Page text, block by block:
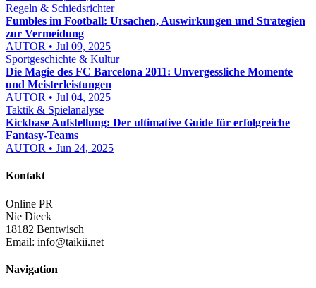
Regeln & Schiedsrichter
Fumbles im Football: Ursachen, Auswirkungen und Strategien
zur Vermeidung
AUTOR • Jul 09, 2025
Sportgeschichte & Kultur
Die Magie des FC Barcelona 2011: Unvergessliche Momente
und Meisterleistungen
AUTOR • Jul 04, 2025
Taktik & Spielanalyse
Kickbase Aufstellung: Der ultimative Guide für erfolgreiche
Fantasy-Teams
AUTOR • Jun 24, 2025
Kontakt
Online PR
Nie Dieck
18182 Bentwisch
Email: info@taikii.net
Navigation